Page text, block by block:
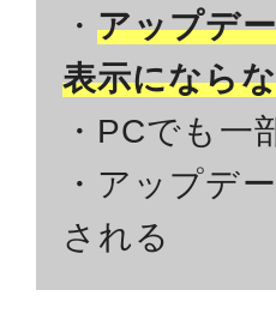
・アップデ
表示になら
・PCでも
・アップデ
される